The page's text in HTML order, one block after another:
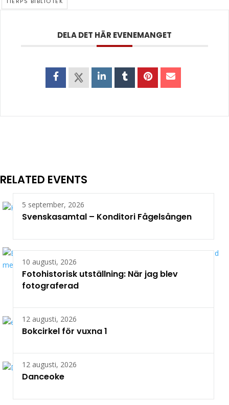
DELA DET HÄR EVENEMANGET
RELATED EVENTS
5 september, 2026
Svenskasamtal – Konditori Fågelsången
10 augusti, 2026
Fotohistorisk utställning: När jag blev
fotograferad
12 augusti, 2026
Bokcirkel för vuxna 1
12 augusti, 2026
Danceoke